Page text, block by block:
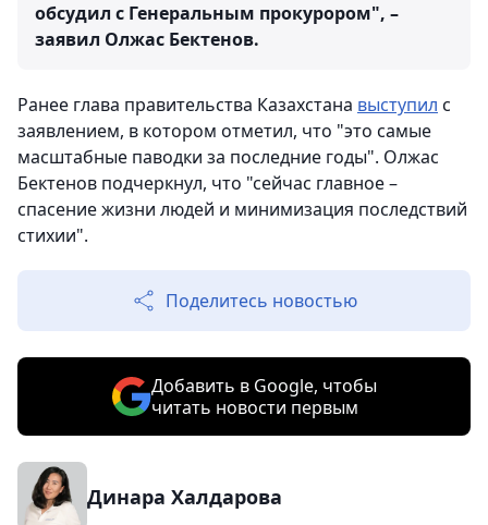
обсудил с Генеральным прокурором", –
заявил Олжас Бектенов.
Ранее глава правительства Казахстана выступил с
заявлением, в котором отметил, что "это самые
масштабные паводки за последние годы". Олжас
Бектенов подчеркнул, что "сейчас главное –
спасение жизни людей и минимизация последствий
стихии".
Поделитесь новостью
Добавить в Google, чтобы
читать новости первым
Динара Халдарова